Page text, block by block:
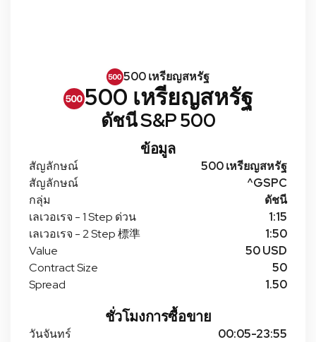
500 เหรียญสหรัฐ
500 เหรียญสหรัฐ
ดัชนี S&P 500
ชั่วโมงการซื้อขาย
วันจันทร์
00:05-23:55
ข้อมูล
สัญลักษณ์
500 เหรียญสหรัฐ
สัญลักษณ์
^GSPC
กลุ่ม
ดัชนี
เลเวอเรจ - 1 Step ด่วน
1:15
เลเวอเรจ - 2 Step 標準
1:50
Value
50 USD
Contract Size
50
Spread
1.50